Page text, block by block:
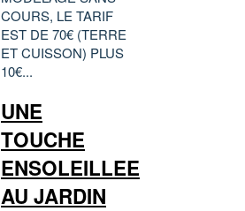
COURS, LE TARIF
EST DE 70€ (TERRE
ET CUISSON) PLUS
10€...
UNE
TOUCHE
ENSOLEILLEE
AU JARDIN